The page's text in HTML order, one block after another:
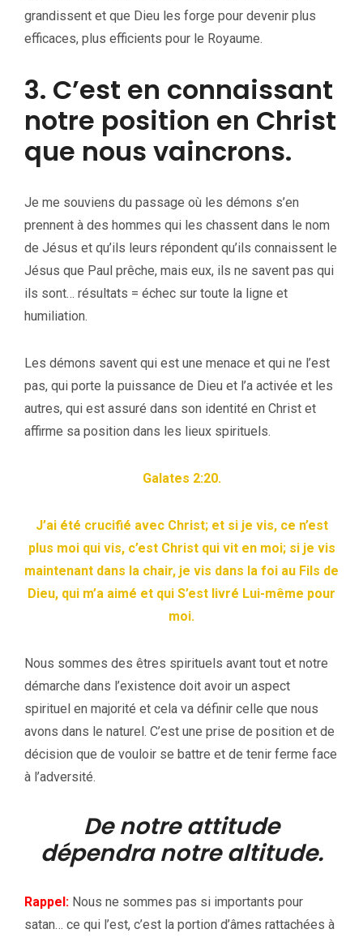
grandissent et que Dieu les forge pour devenir plus
efficaces, plus efficients pour le Royaume.
3. C’est en connaissant
notre position en Christ
que nous vaincrons.
Je me souviens du passage où les démons s’en
prennent à des hommes qui les chassent dans le nom
de Jésus et qu’ils leurs répondent qu’ils connaissent le
Jésus que Paul prêche, mais eux, ils ne savent pas qui
ils sont… résultats = échec sur toute la ligne et
humiliation.
Les démons savent qui est une menace et qui ne l’est
pas, qui porte la puissance de Dieu et l’a activée et les
autres, qui est assuré dans son identité en Christ et
affirme sa position dans les lieux spirituels.
Galates 2:20.
J’ai été crucifié avec Christ; et si je vis, ce n’est
plus moi qui vis, c’est Christ qui vit en moi; si je vis
maintenant dans la chair, je vis dans la foi au Fils de
Dieu, qui m’a aimé et qui S’est livré Lui-même pour
moi.
Nous sommes des êtres spirituels avant tout et notre
démarche dans l’existence doit avoir un aspect
spirituel en majorité et cela va définir celle que nous
avons dans le naturel. C’est une prise de position et de
décision que de vouloir se battre et de tenir ferme face
à l’adversité.
De notre attitude
dépendra notre altitude.
Rappel: Nous ne sommes pas si importants pour
satan… ce qui l’est, c’est la portion d’âmes rattachées à